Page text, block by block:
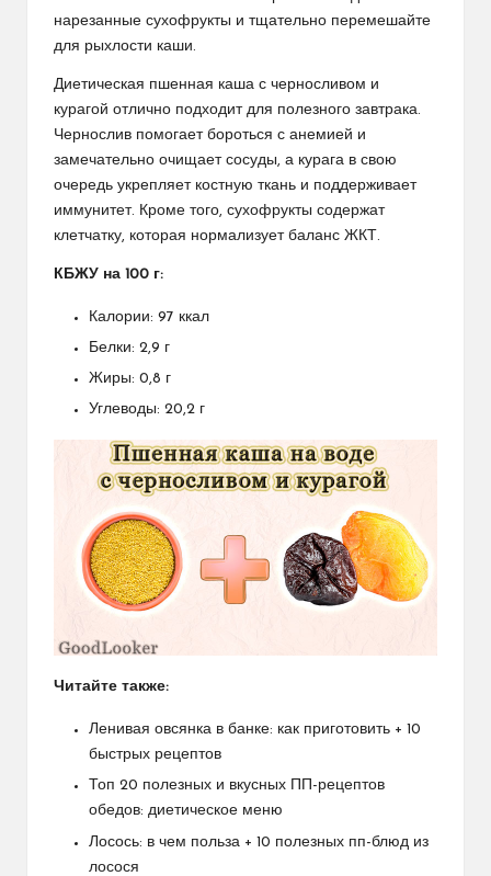
нарезанные сухофрукты и тщательно перемешайте
для рыхлости каши.
Диетическая пшенная каша с черносливом и
курагой отлично подходит для полезного завтрака.
Чернослив помогает бороться с анемией и
замечательно очищает сосуды, а курага в свою
очередь укрепляет костную ткань и поддерживает
иммунитет. Кроме того, сухофрукты содержат
клетчатку, которая нормализует баланс ЖКТ.
КБЖУ на 100 г:
Калории: 97 ккал
Белки: 2,9 г
Жиры: 0,8 г
Углеводы: 20,2 г
Читайте также:
Ленивая овсянка в банке: как приготовить + 10
быстрых рецептов
Топ 20 полезных и вкусных ПП-рецептов
обедов: диетическое меню
Лосось: в чем польза + 10 полезных пп-блюд из
лосося